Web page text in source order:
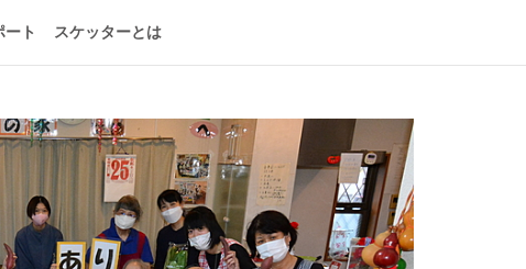
ート スケッターとは